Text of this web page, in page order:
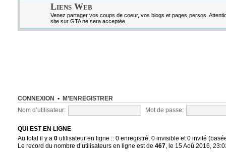
Liens Web
Venez partager vos coups de coeur, vos blogs et pages persos.
site sur GTA ne sera acceptée.
CONNEXION • M’ENREGISTRER
Nom d’utilisateur: Mot de passe:
QUI EST EN LIGNE
Au total il y a 0utilisateur en ligne :: 0 enregistré, 0 invisible et 0 invité
Le record du nombre d’utilisateurs en ligne est de 467, le 15 Aoû 2016,